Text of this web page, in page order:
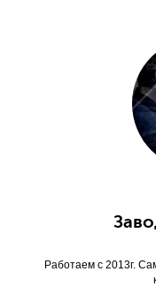
Работаем с 2013г.